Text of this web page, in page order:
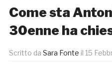
Come sta
30enne ha
Scritto da Sara Fonte il 15